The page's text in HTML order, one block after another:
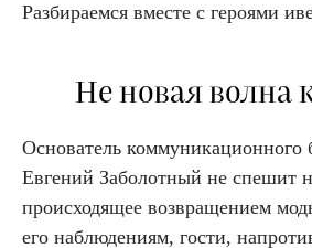
Разбираемся вместе с героями
Не новая волна
Основатель коммуникационного
Евгений Заболотный не спешит
происходящее возвращением
его наблюдениям, гости,